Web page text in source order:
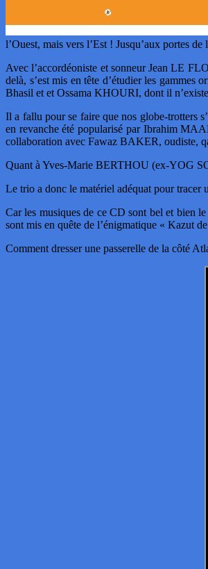
l’Ouest, mais vers l’Est ! Jusqu’aux portes
Avec l’accordéoniste et sonneur Jean LE
delà, s’est mis en tête d’étudier les
Bhasil et et Ossama KHOURI, dont il
Il a fallu pour se faire que nos globe-trotters
en revanche été popularisé par Ibrahim
collaboration avec Fawaz BAKER, oudiste,
Quant à Yves-Marie BERTHOU (ex-YOG
Le trio a donc le matériel adéquat pour tracer
Car les musiques de ce CD sont bel et bien
sont mis en quête de l’énigmatique « Kazut
Comment dresser une passerelle de la côté